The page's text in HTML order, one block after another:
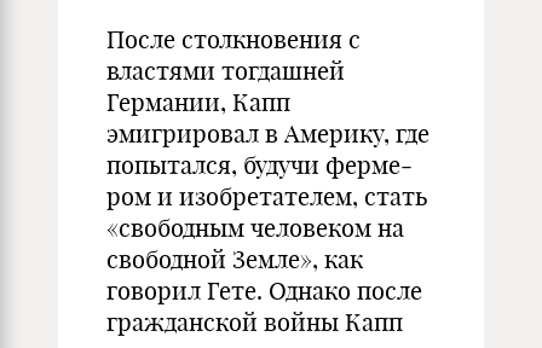
После столкновения с
властями тогдашней
Германии, Капп
эмигрировал в Америку, где
попытался, будучи ферме­
ром и изобретателем, стать
«свободным человеком на
свободной Земле», как
говорил Гете. Однако после
гражданской войны Капп